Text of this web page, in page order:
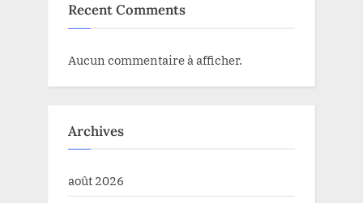
Recent Comments
Aucun commentaire à afficher.
Archives
août 2026